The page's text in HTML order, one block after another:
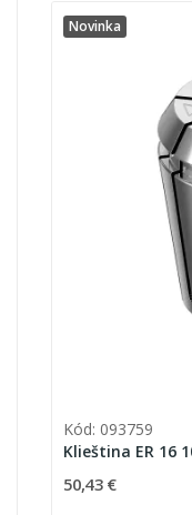
Novinka
Kód: 093759
Klieština ER 16
50,43 €